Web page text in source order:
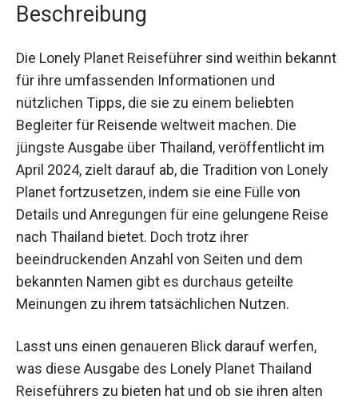
Beschreibung
Die Lonely Planet Reiseführer sind weithin bekannt
für ihre umfassenden Informationen und
nützlichen Tipps, die sie zu einem beliebten
Begleiter für Reisende weltweit machen. Die
jüngste Ausgabe über Thailand, veröffentlicht im
April 2024, zielt darauf ab, die Tradition von Lonely
Planet fortzusetzen, indem sie eine Fülle von
Details und Anregungen für eine gelungene Reise
nach Thailand bietet. Doch trotz ihrer
beeindruckenden Anzahl von Seiten und dem
bekannten Namen gibt es durchaus geteilte
Meinungen zu ihrem tatsächlichen Nutzen.
Lasst uns einen genaueren Blick darauf werfen,
was diese Ausgabe des Lonely Planet Thailand
Reiseführers zu bieten hat und ob sie ihren alten